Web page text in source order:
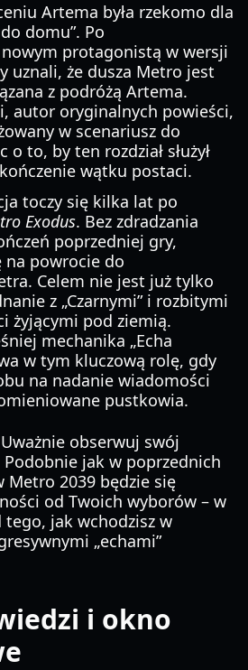
Artema była rzekomo dla
domu”. Po
protagonistą w wersji
uznali, że dusza Metro jest
z podróżą Artema.
autor oryginalnych powieści,
w scenariusz do
o to, by ten rozdział służył
wątku postaci.
toczy się kilka lat po
Exodus. Bez zdradzania
poprzedniej gry,
na powrocie do
Celem nie jest już tylko
z „Czarnymi” i rozbitymi
żyjącymi pod ziemią.
mechanika „Echa
w tym kluczową rolę, gdy
na nadanie wiadomości
pustkowia.
Uważnie obserwuj swój
Podobnie jak w poprzednich
Metro 2039 będzie się
od Twoich wyborów – w
tego, jak wchodzisz w
„echami”
i okno